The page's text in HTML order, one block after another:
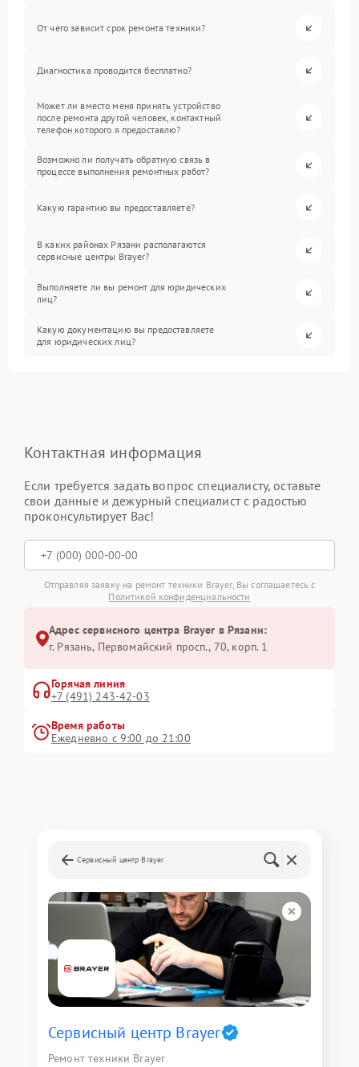
От чего зависит срок ремонта техники?
Диагностика проводится бесплатно?
Может ли вместо меня принять устройство
после ремонта другой человек, контактный
телефон которого я предоставлю?
Возможно ли получать обратную связь в
процессе выполнения ремонтных работ?
Какую гарантию вы предоставляете?
В каких районах Рязани располагаются
сервисные центры Brayer?
Выполняете ли вы ремонт для юридических
лиц?
Какую документацию вы предоставляете
для юридических лиц?
Контактная информация
Если требуется задать вопрос специалисту, оставьте
свои данные и дежурный специалист с радостью
проконсультирует Вас!
Отправляя заявку на ремонт техники Brayer, Вы соглашаетесь с
Политикой конфиденциальности
Адрес сервисного центра Brayer в Рязани:
г. Рязань, Первомайский просп., 70, корп. 1
Горячая линия
+7 (491) 243-42-03
Время работы
Ежедневно с 9:00 до 21:00
Сервисный центр Brayer
Сервисный центр Brayer
Ремонт техники Brayer